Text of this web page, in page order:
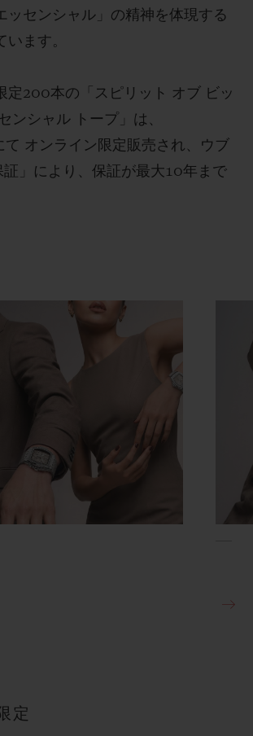
ッセンシャル」の精神を体現する
ます。
定200本の「スピリット オブ ビッ
ンシャル トープ」は、
オンライン限定販売され、ウブ
証」により、保証が最大10年まで
定